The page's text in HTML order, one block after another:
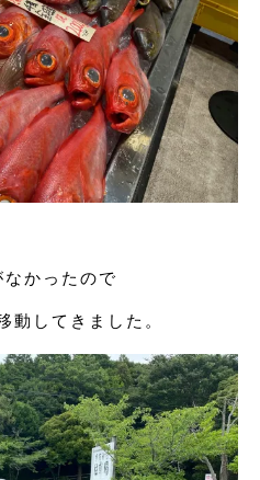
かったので
動してきました。